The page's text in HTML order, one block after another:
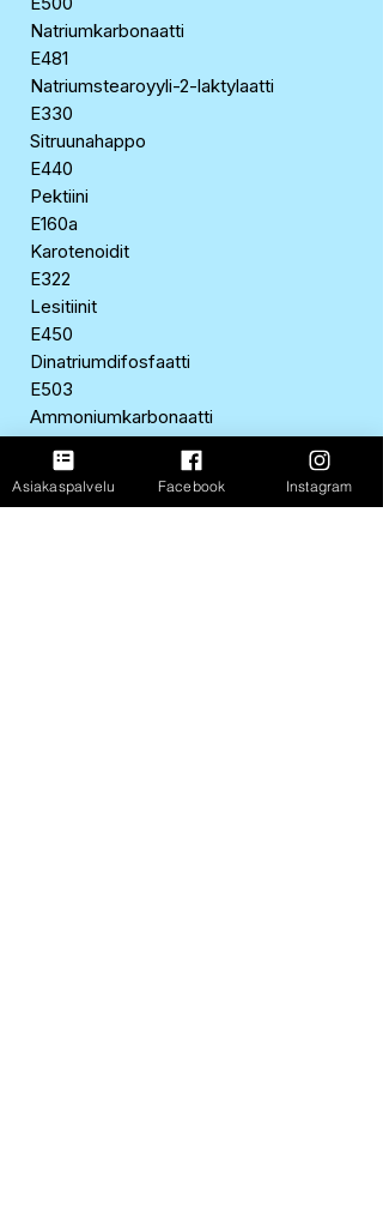
Natriumkarbonaatti
E481
Natriumstearoyyli-2-laktylaatti
E330
Sitruunahappo
E440
Pektiini
E160a
Karotenoidit
E322
Lesitiinit
E450
Dinatriumdifosfaatti
E503
Ammoniumkarbonaatti
Allergeenit
Sisältää
Asiakaspalvelu Facebook Instagram